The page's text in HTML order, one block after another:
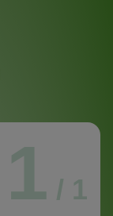
1 / 1